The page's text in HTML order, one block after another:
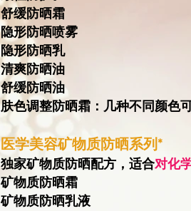
舒缓防晒霜
隐形防晒喷雾
隐形防晒乳
清爽防晒油
舒缓防晒油
肤色调整防晒霜：几种不同颜色
医学美容矿物质防晒系列*
独家矿物质防晒配方，适合对化
矿物质防晒霜
矿物质防晒乳液